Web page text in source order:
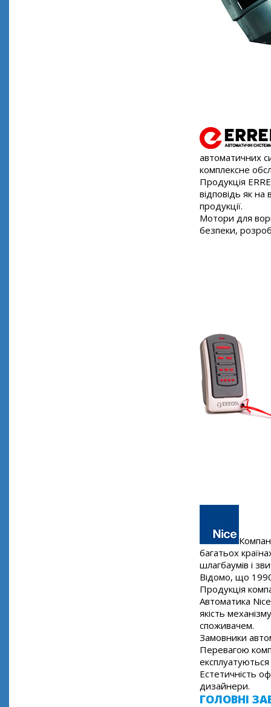
автоматичних
комплексне
Продукція
відповідь як на
продукції.
Мотори для
безпеки,
багатьох
шлагбаумів і
Відомо, що
Продукція
Автоматика
якість
споживачем.
Замовники
Перевагою
Естетичність
дизайнери.
ГОЛОВНІ